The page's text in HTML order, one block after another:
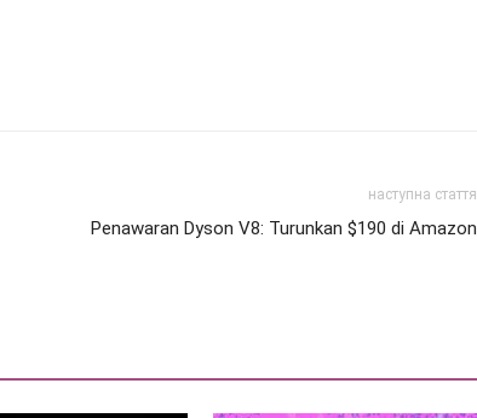
наступна стаття
Penawaran Dyson V8: Turunkan $190 di Amazon